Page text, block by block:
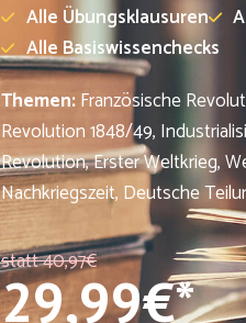
Alle Übungsklausuren
Alle Basiswissenchecks
Themen:Französische
Revolution 1848/49,
Revolution, Erster Weltkrieg,
Nachkriegszeit, Deutsche
statt 40,97€
29,99€*